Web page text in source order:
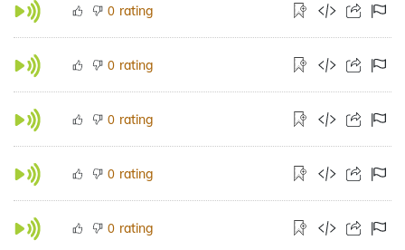
0 rating
0 rating
0 rating
0 rating
0 rating